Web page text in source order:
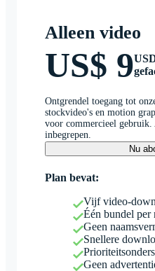
Alleen video
US$ 9
Ontgrendel toegang tot
stockvideo's en motion
voor commercieel
inbegrepen.
Nu
Plan bevat:
Vijf video-
Één bundel per
Geen
Snellere
Geen